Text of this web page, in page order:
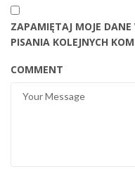
ZAPAMIĘTAJ MOJE DANE
PISANIA KOLEJNYCH
COMMENT